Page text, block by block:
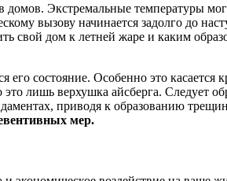
Экстремальные температуры
вызову начинается задолго до
свой дом к летней жаре и каким
состояние. Особенно это
лишь верхушка айсберга. Следует
приводя к образованию
мер.